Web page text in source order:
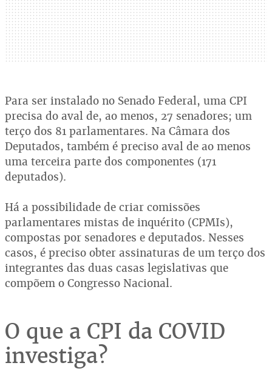
Para ser instalado no Senado Federal, uma CPI
precisa do aval de, ao menos, 27 senadores; um
terço dos 81 parlamentares. Na Câmara dos
Deputados, também é preciso aval de ao menos
uma terceira parte dos componentes (171
deputados).
Há a possibilidade de criar comissões
parlamentares mistas de inquérito (CPMIs),
compostas por senadores e deputados. Nesses
casos, é preciso obter assinaturas de um terço dos
integrantes das duas casas legislativas que
compõem o Congresso Nacional.
O que a CPI da COVID
investiga?